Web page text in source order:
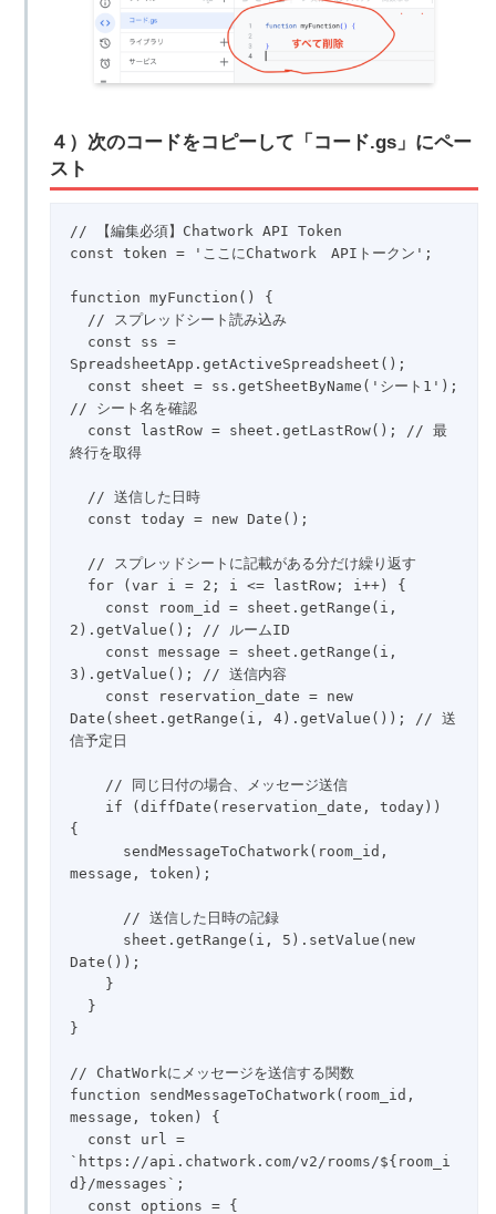
４）次のコードをコピーして「コード.gs」にペー
スト
// 【編集必須】Chatwork API Token
const token = 'ここにChatwork　APIトークン';
function myFunction() {
SpreadsheetApp.getActiveSpreadsheet();
// シート名を確認
終行を取得
2).getValue(); // ルームID
3).getValue(); // 送信内容
Date(sheet.getRange(i, 4).getValue()); // 送
信予定日
{
message, token);
Date());
}
// ChatWorkにメッセージを送信する関数
function sendMessageToChatwork(room_id,
message, token) {
`https://api.chatwork.com/v2/rooms/${room_i
d}/messages`;